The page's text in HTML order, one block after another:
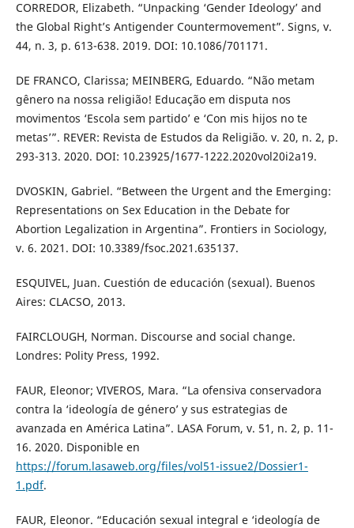
CORREDOR, Elizabeth. “Unpacking ‘Gender Ideology’ and
the Global Right’s Antigender Countermovement”. Signs, v.
44, n. 3, p. 613-638. 2019. DOI: 10.1086/701171.
DE FRANCO, Clarissa; MEINBERG, Eduardo. “Não metam
gênero na nossa religião! Educação em disputa nos
movimentos ‘Escola sem partido’ e ‘Con mis hijos no te
metas’”. REVER: Revista de Estudos da Religião. v. 20, n. 2, p.
293-313. 2020. DOI: 10.23925/1677-1222.2020vol20i2a19.
DVOSKIN, Gabriel. “Between the Urgent and the Emerging:
Representations on Sex Education in the Debate for
Abortion Legalization in Argentina”. Frontiers in Sociology,
v. 6. 2021. DOI: 10.3389/fsoc.2021.635137.
ESQUIVEL, Juan. Cuestión de educación (sexual). Buenos
Aires: CLACSO, 2013.
FAIRCLOUGH, Norman. Discourse and social change.
Londres: Polity Press, 1992.
FAUR, Eleonor; VIVEROS, Mara. “La ofensiva conservadora
contra la ‘ideología de género’ y sus estrategias de
avanzada en América Latina”. LASA Forum, v. 51, n. 2, p. 11-
16. 2020. Disponible en
https://forum.lasaweb.org/files/vol51-issue2/Dossier1-
1.pdf.
FAUR, Eleonor. “Educación sexual integral e ‘ideología de